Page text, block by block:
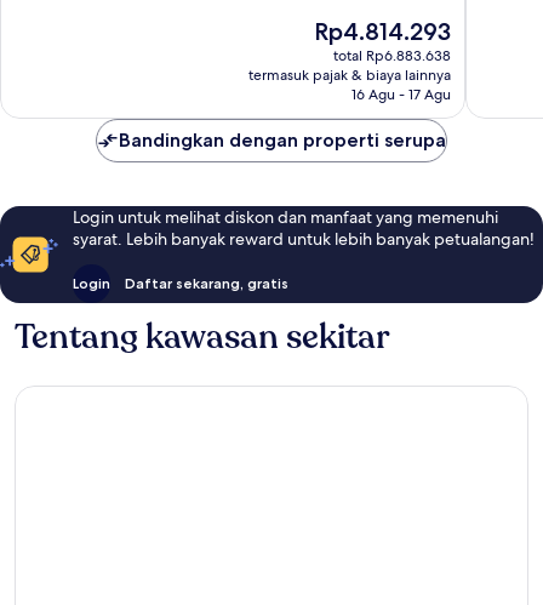
Harga
sekarang
Rp4.814.293
Rp4.814.293
total Rp6.883.638
termasuk pajak & biaya lainnya
16 Agu - 17 Agu
Bandingkan dengan properti serupa
Login untuk melihat diskon dan manfaat yang memenuhi
syarat. Lebih banyak reward untuk lebih banyak petualangan!
Login Daftar sekarang, gratis
Tentang kawasan sekitar